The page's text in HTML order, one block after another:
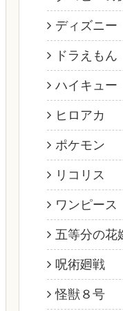
ディズニー
ドラえもん
ハイキュー
ヒロアカ
ポケモン
リコリス
ワンピース
五等分の花
呪術廻戦
怪獣８号